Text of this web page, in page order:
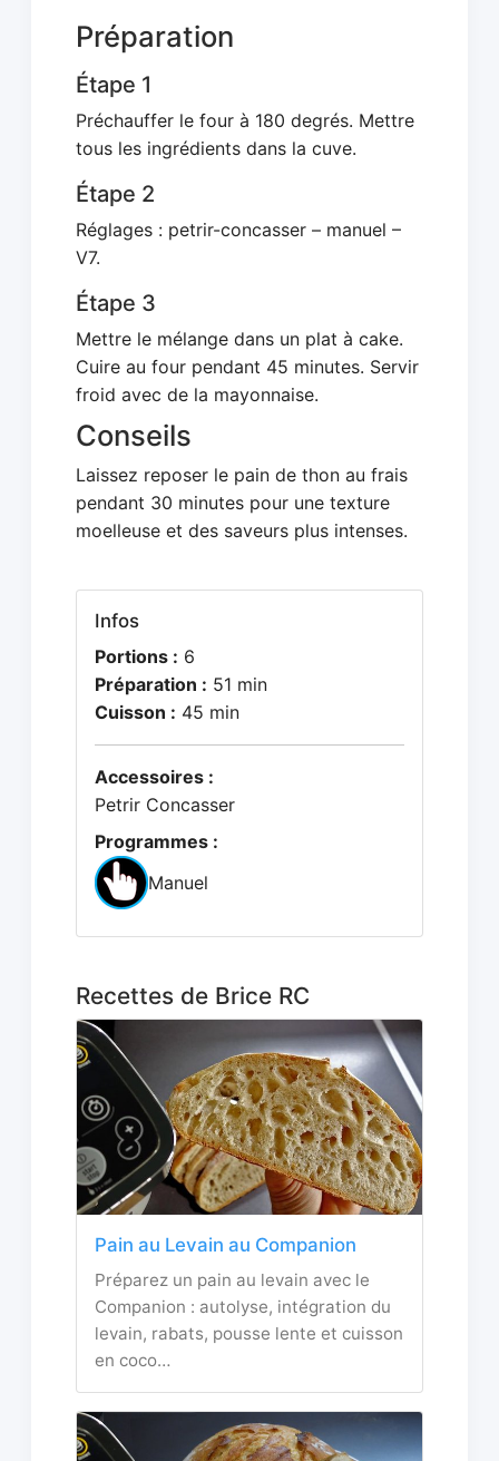
Préparation
Étape 1
Préchauffer le four à 180 degrés. Mettre
tous les ingrédients dans la cuve.
Étape 2
Réglages : petrir-concasser – manuel –
V7.
Étape 3
Mettre le mélange dans un plat à cake.
Cuire au four pendant 45 minutes. Servir
froid avec de la mayonnaise.
Conseils
Laissez reposer le pain de thon au frais
pendant 30 minutes pour une texture
moelleuse et des saveurs plus intenses.
Infos
Portions : 6
Préparation : 51 min
Cuisson : 45 min
Accessoires :
Petrir Concasser
Programmes :
Manuel
Recettes de Brice RC
Pain au Levain au Companion
Préparez un pain au levain avec le
Companion : autolyse, intégration du
levain, rabats, pousse lente et cuisson
en coco…